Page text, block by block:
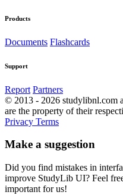
Products
Documents Flashcards
Support
Report Partners
© 2013 - 2026 studylibnl.com
are the property of their
Privacy Terms
Make a suggestion
Did you find mistakes in
improve StudyLib UI? Feel
important for us!